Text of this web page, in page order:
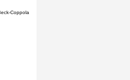
Coppola